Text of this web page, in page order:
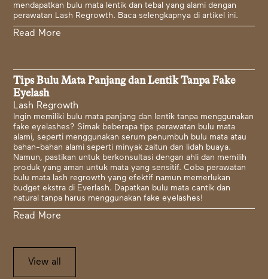
mendapatkan bulu mata lentik dan tebal yang alami dengan
perawatan Lash Regrowth. Baca selengkapnya di artikel ini.
Read More
Tips Bulu Mata Panjang dan Lentik Tanpa Fake
Eyelash
Lash Regrowth
Ingin memiliki bulu mata panjang dan lentik tanpa menggunakan
fake eyelashes? Simak beberapa tips perawatan bulu mata
alami, seperti menggunakan serum penumbuh bulu mata atau
bahan-bahan alami seperti minyak zaitun dan lidah buaya.
Namun, pastikan untuk berkonsultasi dengan ahli dan memilih
produk yang aman untuk mata yang sensitif. Coba perawatan
bulu mata lash regrowth yang efektif namun memerlukan
budget ekstra di Everlash. Dapatkan bulu mata cantik dan
natural tanpa harus menggunakan fake eyelashes!
Read More
View all